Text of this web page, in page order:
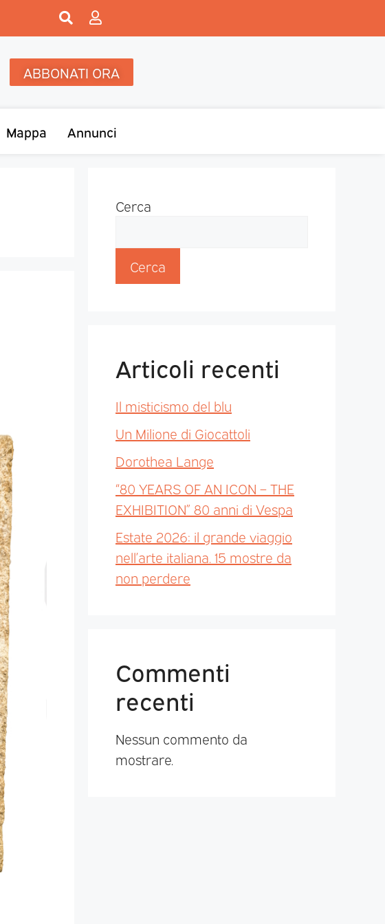
ABBONATI ORA
Mappa Annunci
Cerca
Cerca
Articoli recenti
Il misticismo del blu
Un Milione di Giocattoli
Dorothea Lange
“80 YEARS OF AN ICON – THE
EXHIBITION” 80 anni di Vespa
Estate 2026: il grande viaggio
nell’arte italiana. 15 mostre da
non perdere
Commenti
recenti
Nessun commento da
mostrare.